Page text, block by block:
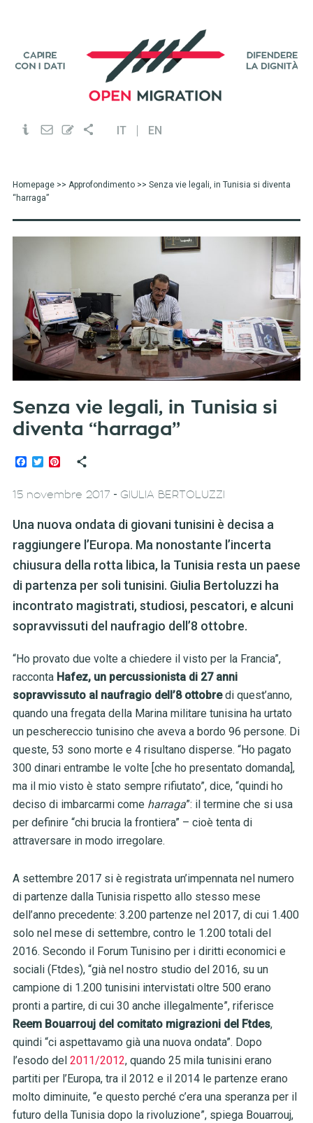
IT EN
Homepage>> Approfondimento>> Senza vie legali, in Tunisia si diventa
“harraga”
Senza vie legali, in Tunisia si
diventa “harraga”
Facebook
TwitterPinterest
15 novembre 2017 - GIULIA BERTOLUZZI
Una nuova ondata di giovani tunisini è decisa a
raggiungere l’Europa. Ma nonostante l’incerta
chiusura della rotta libica, la Tunisia resta un paese
di partenza per soli tunisini. Giulia Bertoluzzi ha
incontrato magistrati, studiosi, pescatori, e alcuni
sopravvissuti del naufragio dell’8 ottobre.
“Ho provato due volte a chiedere il visto per la Francia”,
racconta Hafez, un percussionista di 27 anni
sopravvissuto al naufragio dell’8 ottobredi quest’anno,
quando una fregata della Marina militare tunisina ha urtato
un peschereccio tunisino che aveva a bordo 96 persone. Di
queste, 53 sono morte e 4 risultano disperse. “Ho pagato
300 dinari entrambe le volte [che ho presentato domanda],
ma il mio visto è stato sempre rifiutato”, dice, “quindi ho
deciso di imbarcarmi come harraga”: il termine che si usa
per definire “chi brucia la frontiera” – cioè tenta di
attraversare in modo irregolare.
A settembre 2017 si è registrata un’impennata nel numero
di partenze dalla Tunisia rispetto allo stesso mese
dell’anno precedente: 3.200 partenze nel 2017, di cui 1.400
solo nel mese di settembre, contro le 1.200 totali del
2016. Secondo il Forum Tunisino per i diritti economici e
sociali (Ftdes), “già nel nostro studio del 2016, su un
campione di 1.200 tunisini intervistati oltre 500 erano
pronti a partire, di cui 30 anche illegalmente”, riferisce
Reem Bouarrouj del comitato migrazioni del Ftdes,
quindi “ci aspettavamo già una nuova ondata”. Dopo
l’esodo del 2011/2012, quando 25 mila tunisini erano
partiti per l’Europa, tra il 2012 e il 2014 le partenze erano
molto diminuite, “e questo perché c’era una speranza per il
futuro della Tunisia dopo la rivoluzione”, spiega Bouarrouj,